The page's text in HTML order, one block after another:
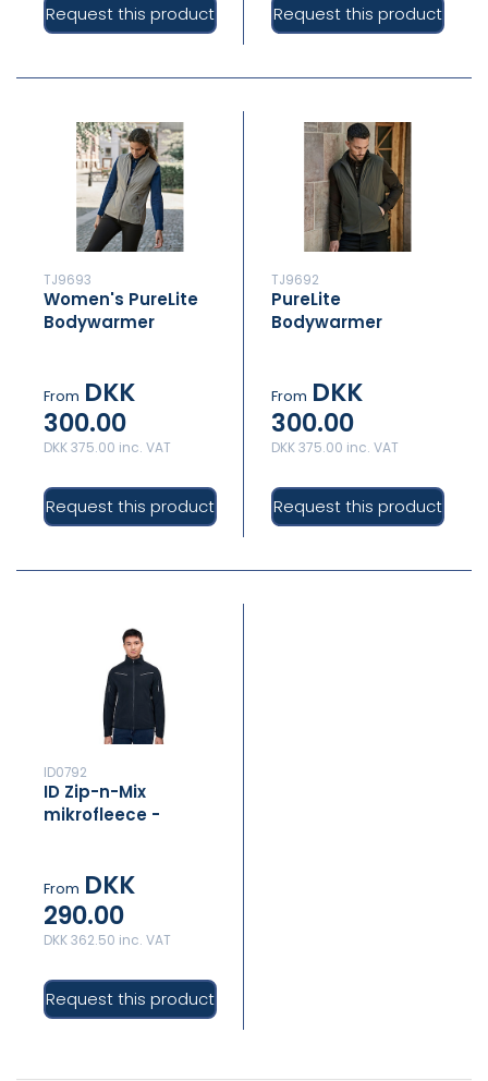
Request this product Request this product
TJ9693
Women's PureLite
Bodywarmer
From DKK
300.00
DKK 375.00 inc. VAT
Request this product
TJ9692
PureLite
Bodywarmer
From DKK
300.00
DKK 375.00 inc. VAT
Request this product
ID0792
ID Zip-n-Mix
mikrofleece -
From DKK
290.00
DKK 362.50 inc. VAT
Request this product